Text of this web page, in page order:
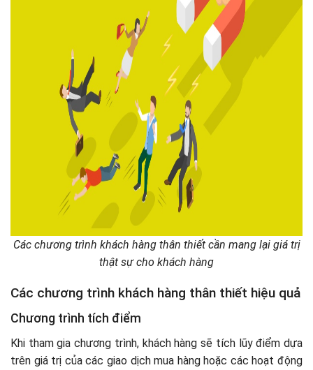
Các chương trình khách hàng thân thiết cần mang lại giá trị
thật sự cho khách hàng
Các chương trình khách hàng thân thiết hiệu quả
Chương trình tích điểm
Khi tham gia chương trình, khách hàng sẽ tích lũy điểm dựa
trên giá trị của các giao dịch mua hàng hoặc các hoạt động